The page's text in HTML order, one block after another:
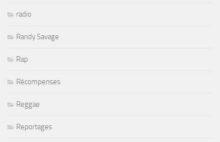
radio
Randy Savage
Rap
Récompenses
Reggae
Reportages